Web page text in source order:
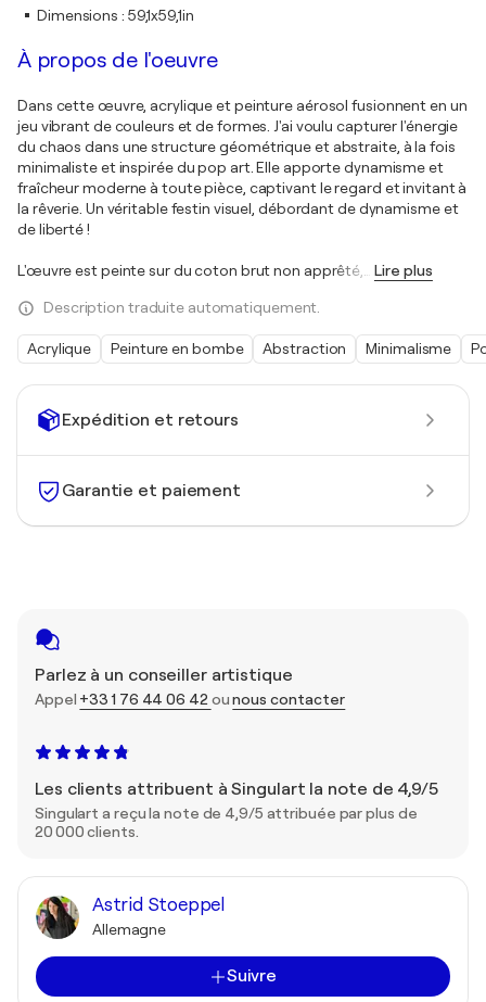
Expédition et retours
Garantie et paiement
Parlez à un conseiller artistique
Appel +33 1 76 44 06 42ounous contacter
Les clients attribuent à Singulart la note de 4,9/5
Singulart a reçu la note de 4,9/5 attribuée par plus de
20 000 clients.
Astrid Stoeppel
Allemagne
Suivre
Dimensions : 59,1x59,1in
À propos de l'oeuvre
Dans cette œuvre, acrylique et peinture aérosol fusionnent en un
jeu vibrant de couleurs et de formes. J'ai voulu capturer l'énergie
du chaos dans une structure géométrique et abstraite, à la fois
minimaliste et inspirée du pop art. Elle apporte dynamisme et
fraîcheur moderne à toute pièce, captivant le regard et invitant à
la rêverie. Un véritable festin visuel, débordant de dynamisme et
de liberté !
L'œuvre est peinte sur du coton brut non apprêté,… Lire plus
Description traduite automatiquement.
Acrylique Peinture en bombe Abstraction Minimalisme